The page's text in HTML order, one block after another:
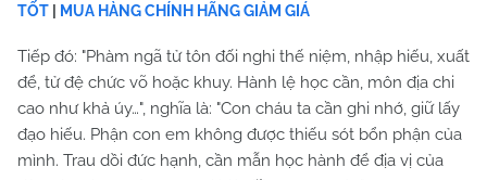
TỐT
MUA HÀNG CHÍNH HÃNG GIẢM GIÁ
Tiếp đó: "Phàm ngã tử tôn đối nghi thế niệm, nhập hiếu, xuất
để, tử đệ chức võ hoặc khuy. Hành lệ học cần, môn địa chi
cao như khả úy…", nghĩa là: "Con cháu ta cần ghi nhớ, giữ lấy
đạo hiếu. Phận con em không được thiếu sót bổn phận của
mình. Trau dồi đức hạnh, cần mẫn học hành để địa vị của